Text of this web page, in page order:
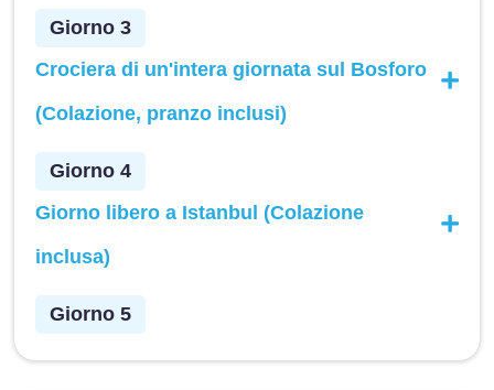
Giorno 3
Crociera di un'intera giornata sul Bosforo
(Colazione, pranzo inclusi)
Giorno 4
Giorno libero a Istanbul (Colazione
inclusa)
Giorno 5